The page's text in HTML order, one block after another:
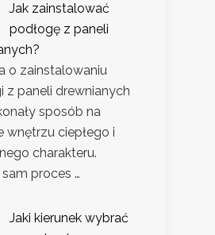
Jak zainstalować
podłogę z paneli
o zainstalowaniu
z paneli drewnianych
sposób na
wnętrzu ciepłego i
charakteru.
proces …
Jaki kierunek wybrać